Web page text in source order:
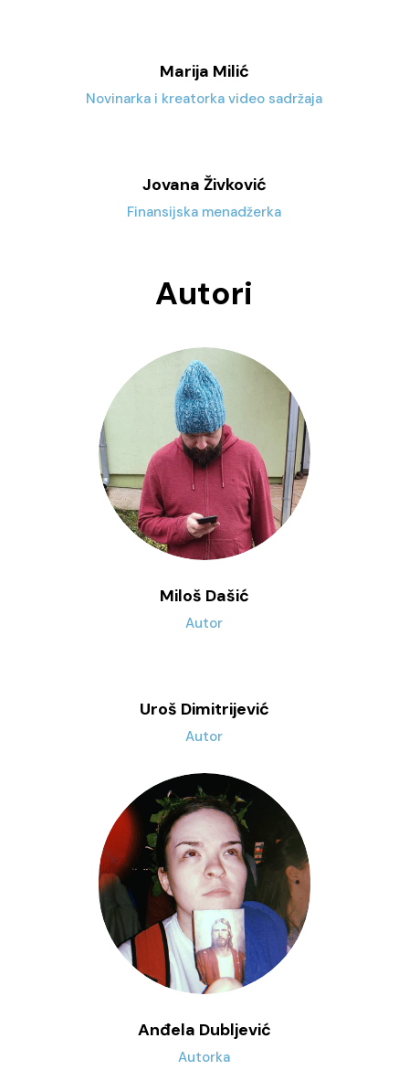
Marija Milić
Novinarka i kreatorka video sadržaja
Jovana Živković
Finansijska menadžerka
Autori
Miloš Dašić
Autor
Uroš Dimitrijević
Autor
Anđela Dubljević
Autorka